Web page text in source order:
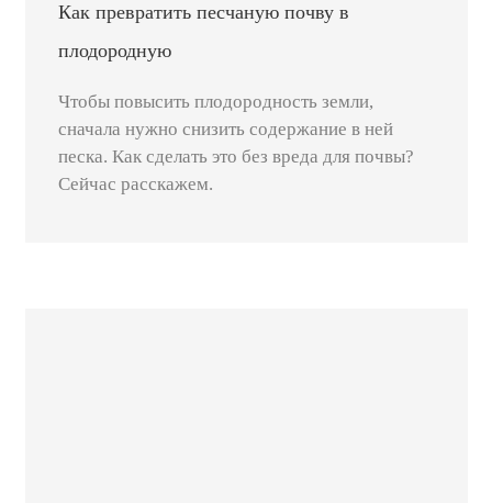
Как превратить песчаную почву в
плодородную
Чтобы повысить плодородность земли,
сначала нужно снизить содержание в ней
песка. Как сделать это без вреда для почвы?
Сейчас расскажем.